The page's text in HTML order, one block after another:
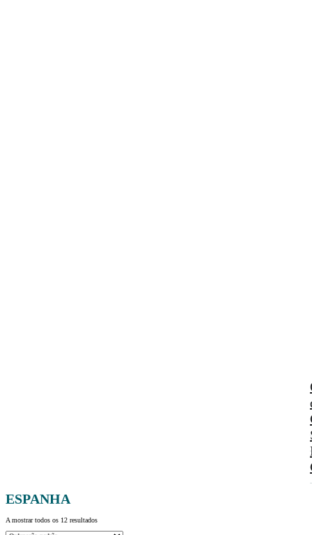
ESPANHA
A mostrar todos os 12 resultados